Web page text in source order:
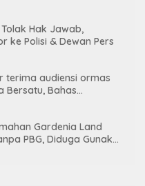
Hak Jawab,
ke Polisi & Dewan Pers
terima audiensi ormas
Bersatu, Bahas
Gardenia Land
PBG, Diduga Gunakan